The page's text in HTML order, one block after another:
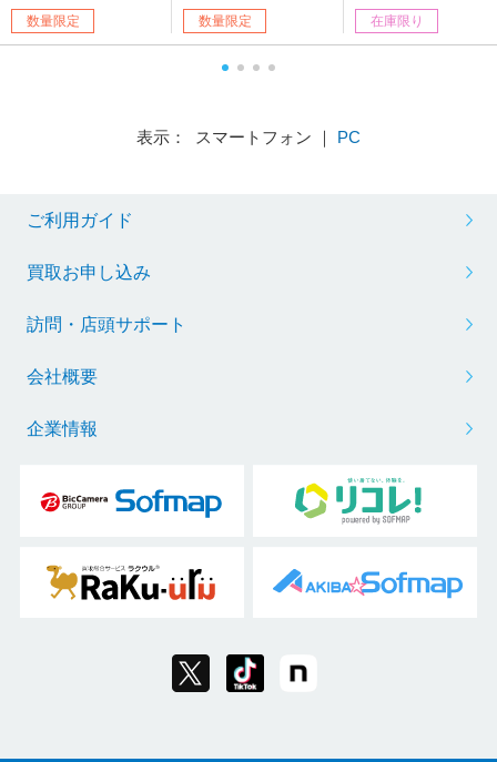
数量限定 数量限定 在庫限り
表示： スマートフォン ｜ PC
ご利用ガイド
買取お申し込み
訪問・店頭サポート
会社概要
企業情報